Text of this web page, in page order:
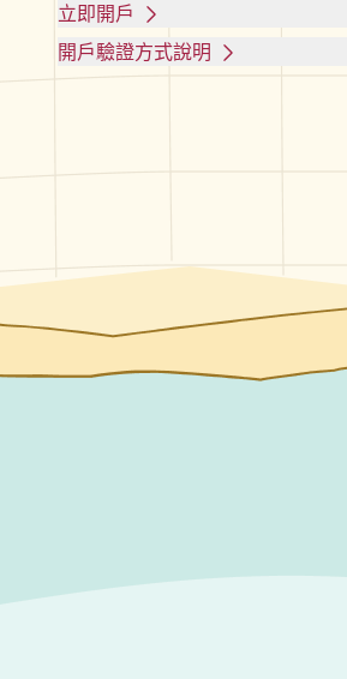
立即開戶
開戶驗證方式說明